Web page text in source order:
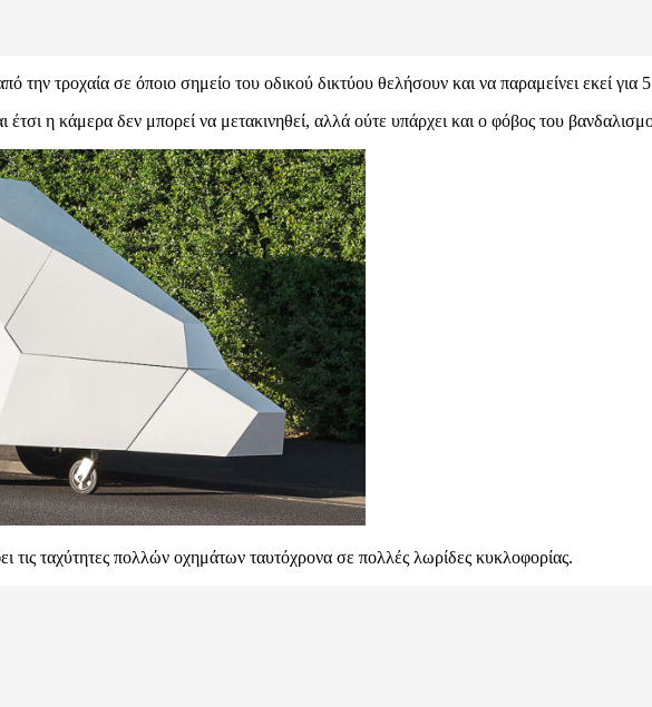
την τροχαία σε όποιο σημείο του οδικού δικτύου θελήσουν και να παραμείνει εκεί για
η κάμερα δεν μπορεί να μετακινηθεί, αλλά ούτε υπάρχει και ο φόβος του
τις ταχύτητες πολλών οχημάτων ταυτόχρονα σε πολλές λωρίδες κυκλοφορίας.